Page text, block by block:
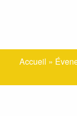
Accueil »